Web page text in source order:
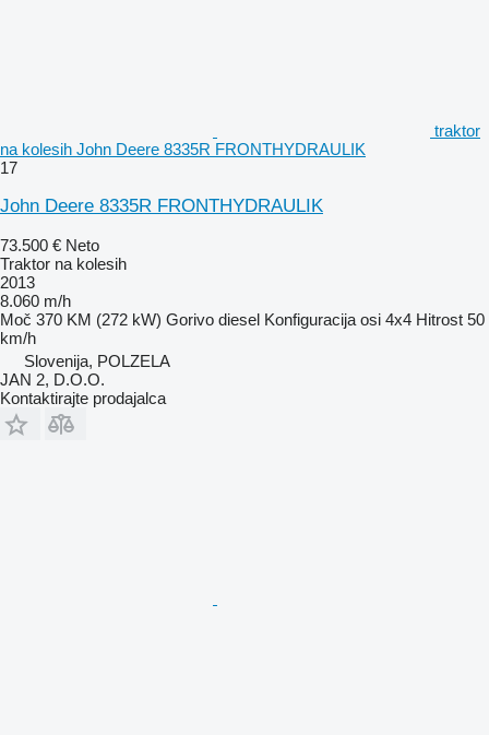
traktor
na kolesih John Deere 8335R FRONTHYDRAULIK
17
John Deere 8335R FRONTHYDRAULIK
73.500 € Neto
Traktor na kolesih
2013
8.060 m/h
Moč 370 KM (272 kW) Gorivo diesel Konfiguracija osi 4x4 Hitrost 50
km/h
Slovenija, POLZELA
JAN 2, D.O.O.
Kontaktirajte prodajalca